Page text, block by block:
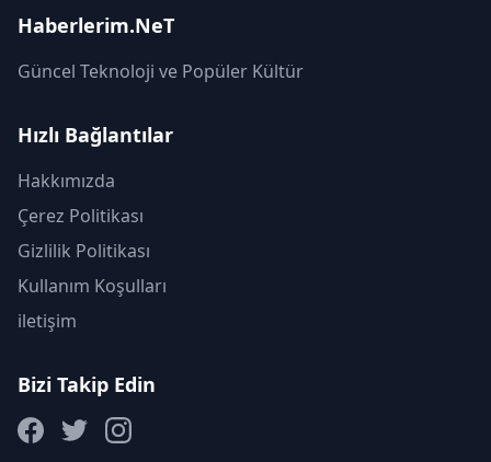
Haberlerim.NeT
Güncel Teknoloji ve Popüler Kültür
Hızlı Bağlantılar
Hakkımızda
Çerez Politikası
Gizlilik Politikası
Kullanım Koşulları
iletişim
Bizi Takip Edin